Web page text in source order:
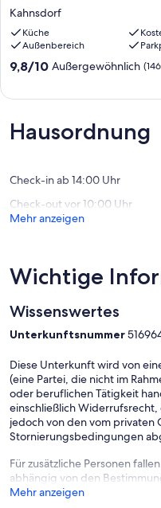
im
Hainer
See
mit
Boot
Kahnsdorf
Küche
Außenbereich
9.8
(146
Bewertungen)
9,8/10 Außergewöhnlich
Hausordnung
Check-in ab 14:00 Uhr
Check-out vor 10:00 Uhr
Mehr anzeigen
Wichtige
Wissenswertes
Unterkunftsnummer
Diese Unterkunft wird von
(eine Partei, die nicht im
oder beruflichen Tätigkeit
einschließlich
jedoch von den vom
Stornierungsbedingungen
Für zusätzliche Personen
abhängig von den
Mehr anzeigen